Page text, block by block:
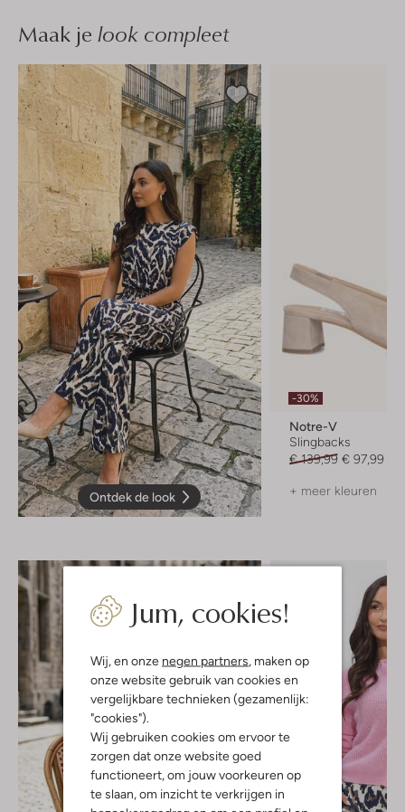
Jum, cookies!
Wij, en onze negen partners , maken op
onze website gebruik van cookies en
vergelijkbare technieken (gezamenlijk:
"cookies").
Wij gebruiken cookies om ervoor te
zorgen dat onze website goed
functioneert, om jouw voorkeuren op
te slaan, om inzicht te verkrijgen in
Maak je look compleet
Ontdek de look
-30%
Notre-V
Slingbacks
€ 139,99 € 97,99
+ meer kleuren